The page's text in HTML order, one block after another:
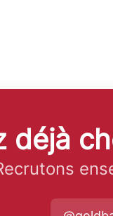
déjà